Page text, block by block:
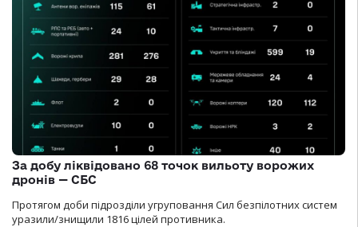
За добу ліквідовано 68 точок вильоту ворожих
дронів — СБС
Протягом доби підрозділи угруповання Сил безпілотних систем
уразили/знищили 1816 цілей противника.